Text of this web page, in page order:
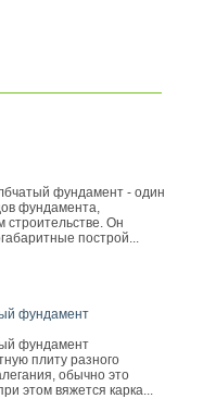
фундамент - один
фундамента,
строительстве. Он
построй...
фундамент
фундамент
плиту разного
обычно это
этом вяжется карка...